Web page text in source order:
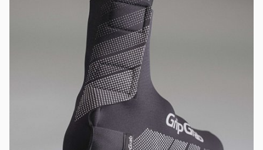
Connecter
Mot de passe *